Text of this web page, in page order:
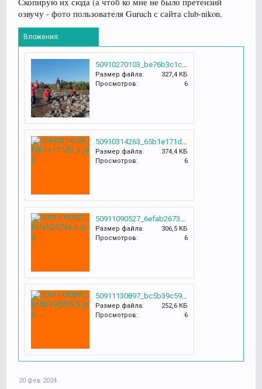
озвучу - фото пользователя Guruch с сайта club-nikon.
Вложения:
Размер файла:
327,4 КБ
Просмотров:
6
Размер файла:
374,4 КБ
Просмотров:
6
Размер файла:
306,5 КБ
Просмотров:
6
Размер файла:
252,6 КБ
Просмотров:
6
20 фев 2024